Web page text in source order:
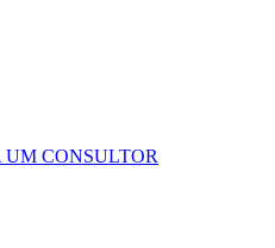
UM CONSULTOR